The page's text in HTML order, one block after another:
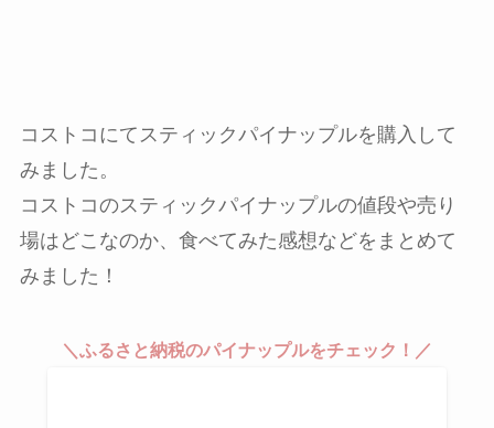
コストコにてスティックパイナップルを購入して
みました。
コストコのスティックパイナップルの値段や売り
場はどこなのか、食べてみた感想などをまとめて
みました！
＼ふるさと納税のパイナップルをチェック！／